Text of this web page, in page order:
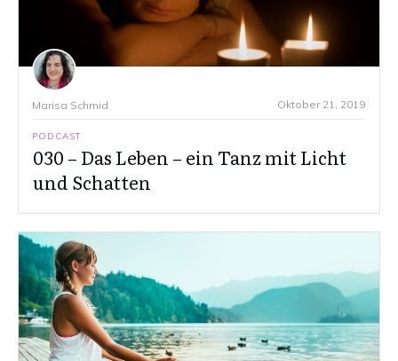
Marisa Schmid Oktober 21, 2019
PODCAST
030 – Das Leben – ein Tanz mit Licht
und Schatten